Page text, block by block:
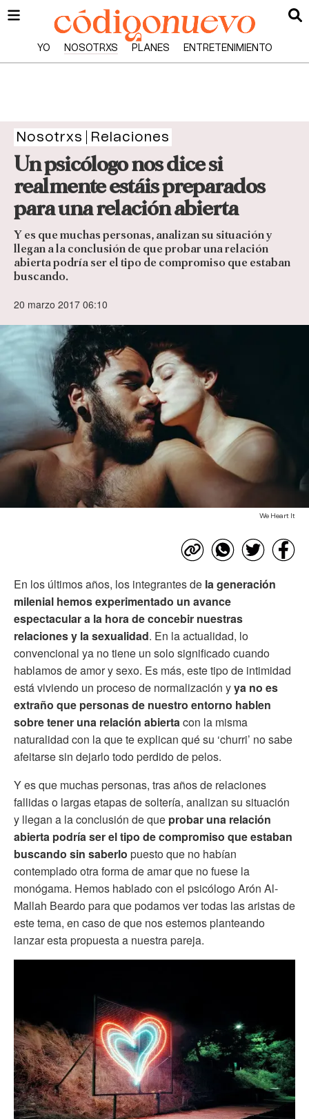
YO NOSOTRXS PLANES ENTRETENIMIENTO
Nosotrxs Relaciones
Un psicólogo nos dice si
realmente estáis preparados
para una relación abierta
Y es que muchas personas, analizan su situación y
llegan a la conclusión de que probar una relación
abierta podría ser el tipo de compromiso que estaban
buscando.
20 marzo 2017 06:10
We Heart It
En los últimos años, los integrantes de la generación
milenial hemos experimentado un avance
espectacular a la hora de concebir nuestras
relaciones y la sexualidad. En la actualidad, lo
convencional ya no tiene un solo significado cuando
hablamos de amor y sexo. Es más, este tipo de intimidad
está viviendo un proceso de normalización yya no es
extraño que personas de nuestro entorno hablen
sobre tener una relación abiertacon la misma
naturalidad con la que te explican qué su ‘churri’ no sabe
afeitarse sin dejarlo todo perdido de pelos.
Y es que muchas personas, tras años de relaciones
fallidas o largas etapas de soltería, analizan su situación
y llegan a la conclusión de que probar una relación
abierta podría ser el tipo de compromiso que estaban
buscando sin saberlo puesto que no habían
contemplado otra forma de amar que no fuese la
monógama. Hemos hablado con el psicólogo Arón Al-
Mallah Beardo para que podamos ver todas las aristas de
este tema, en caso de que nos estemos planteando
lanzar esta propuesta a nuestra pareja.